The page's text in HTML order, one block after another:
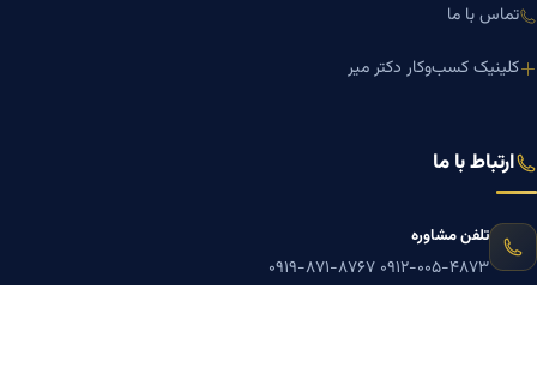
تماس با ما
کلینیک کسب‌وکار دکتر میر
ارتباط با ما
تلفن مشاوره
۰۹۱۲-۰۰۵-۴۸۷۳ ۰۹۱۹-۸۷۱-۸۷۶۷